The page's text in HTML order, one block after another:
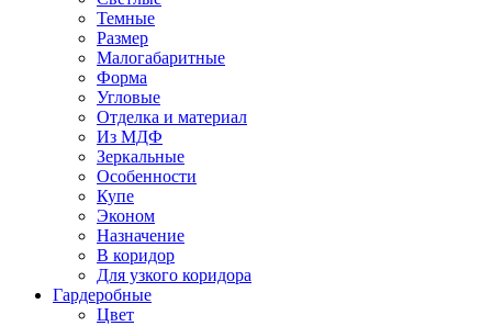
Темные
Размер
Малогабаритные
Форма
Угловые
Отделка и материал
Из МДФ
Зеркальные
Особенности
Купе
Эконом
Назначение
В коридор
Для узкого коридора
Гардеробные
Цвет